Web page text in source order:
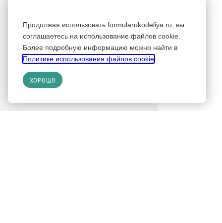
Продолжая использовать formularukodeliya.ru, вы
соглашаетесь на использование файлов cookie.
Более подробную информацию можно найти в
Политике использования файлов cookie
ХОРОШО